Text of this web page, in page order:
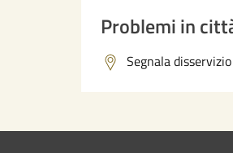
Problemi in
Segnala disservizio